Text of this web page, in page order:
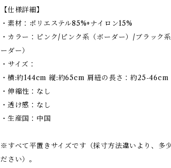
【仕様詳細】
・素材：ポリエステル85%+ナイロン15%
・カラー：ピンク/ピンク系（ボーダー）/ブラック
ーダー）
・サイズ：
・横:約144cm 縦:約65cm 肩紐の長さ：約25-46cm
・伸縮性：なし
・透け感：なし
・生産国：中国
※すべて平置きサイズです（採寸方法違いより、多
ださい）。